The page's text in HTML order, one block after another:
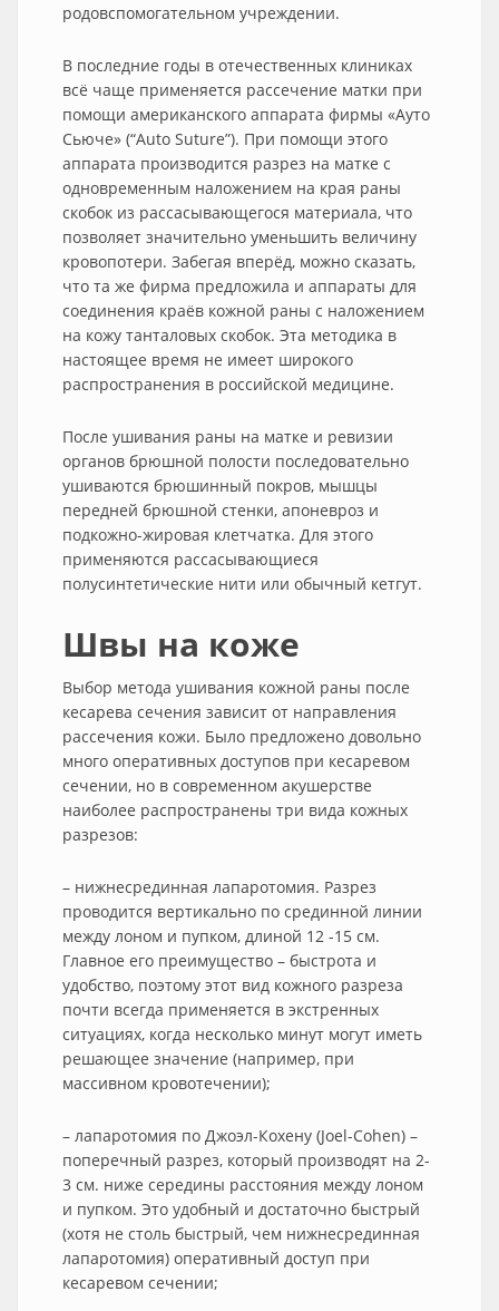
родовспомогательном учреждении.
В последние годы в отечественных клиниках
всё чаще применяется рассечение матки при
помощи американского аппарата фирмы «Ауто
Сьюче» (“Auto Suture”). При помощи этого
аппарата производится разрез на матке с
одновременным наложением на края раны
скобок из рассасывающегося материала, что
позволяет значительно уменьшить величину
кровопотери. Забегая вперёд, можно сказать,
что та же фирма предложила и аппараты для
соединения краёв кожной раны с наложением
на кожу танталовых скобок. Эта методика в
настоящее время не имеет широкого
распространения в российской медицине.
После ушивания раны на матке и ревизии
органов брюшной полости последовательно
ушиваются брюшинный покров, мышцы
передней брюшной стенки, апоневроз и
подкожно-жировая клетчатка. Для этого
применяются рассасывающиеся
полусинтетические нити или обычный кетгут.
Швы на коже
Выбор метода ушивания кожной раны после
кесарева сечения зависит от направления
рассечения кожи. Было предложено довольно
много оперативных доступов при кесаревом
сечении, но в современном акушерстве
наиболее распространены три вида кожных
разрезов:
– нижнесрединная лапаротомия. Разрез
проводится вертикально по срединной линии
между лоном и пупком, длиной 12 -15 см.
Главное его преимущество – быстрота и
удобство, поэтому этот вид кожного разреза
почти всегда применяется в экстренных
ситуациях, когда несколько минут могут иметь
решающее значение (например, при
массивном кровотечении);
– лапаротомия по Джоэл-Кохену (Joel-Cohen) –
поперечный разрез, который производят на 2-
3 см. ниже середины расстояния между лоном
и пупком. Это удобный и достаточно быстрый
(хотя не столь быстрый, чем нижнесрединная
лапаротомия) оперативный доступ при
кесаревом сечении;